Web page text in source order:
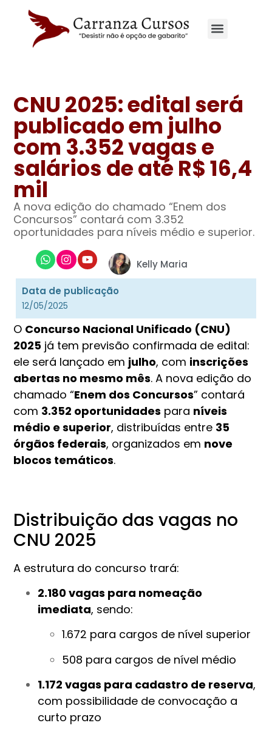
CNU 2025: edital será
publicado em julho
com 3.352 vagas e
salários de até R$ 16,4
mil
A nova edição do chamado “Enem dos
Concursos” contará com 3.352
oportunidades para níveis médio e superior.
Kelly Maria
Data de publicação
12/05/2025
O Concurso Nacional Unificado (CNU)
2025 já tem previsão confirmada de edital:
ele será lançado em julho, com inscrições
abertas no mesmo mês. A nova edição do
chamado “Enem dos Concursos” contará
com 3.352 oportunidades para níveis
médio e superior, distribuídas entre 35
órgãos federais, organizados em nove
blocos temáticos.
Distribuição das vagas no
CNU 2025
A estrutura do concurso trará:
2.180 vagas para nomeação
imediata, sendo:
1.672 para cargos de nível superior
508 para cargos de nível médio
1.172 vagas para cadastro de reserva,
com possibilidade de convocação a
curto prazo